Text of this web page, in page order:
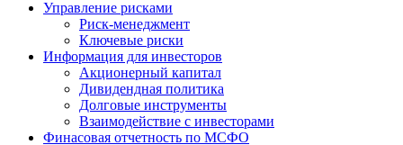
Управление рисками
Риск-менеджмент
Ключевые риски
Информация для инвесторов
Акционерный капитал
Дивидендная политика
Долговые инструменты
Взаимодействие с инвеcторами
Финасовая отчетность по МСФО